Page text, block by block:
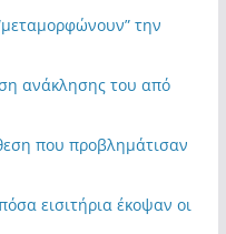
την
ανάκλησης του από
που προβλημάτισαν
εισιτήρια έκοψαν οι